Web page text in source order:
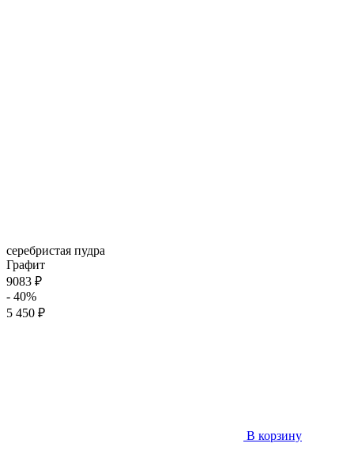
серебристая пудра
Графит
9083 ₽
- 40%
5 450 ₽
В корзину